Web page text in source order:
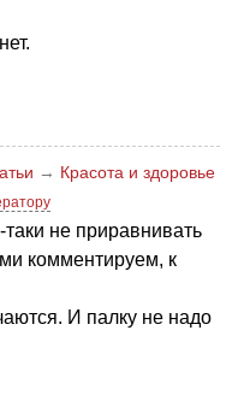
→ Красота и здоровье
не приравнивать
комментируем, к
И палку не надо